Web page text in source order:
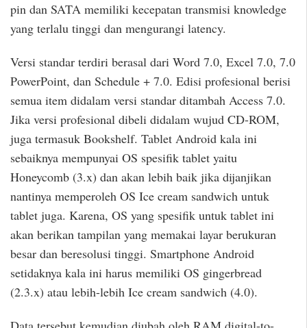
pin dan SATA memiliki kecepatan transmisi knowledge
yang terlalu tinggi dan mengurangi latency.
Versi standar terdiri berasal dari Word 7.0, Excel 7.0, 7.0
PowerPoint, dan Schedule + 7.0. Edisi profesional berisi
semua item didalam versi standar ditambah Access 7.0.
Jika versi profesional dibeli didalam wujud CD-ROM,
juga termasuk Bookshelf. Tablet Android kala ini
sebaiknya mempunyai OS spesifik tablet yaitu
Honeycomb (3.x) dan akan lebih baik jika dijanjikan
nantinya memperoleh OS Ice cream sandwich untuk
tablet juga. Karena, OS yang spesifik untuk tablet ini
akan berikan tampilan yang memakai layar berukuran
besar dan beresolusi tinggi. Smartphone Android
setidaknya kala ini harus memiliki OS gingerbread
(2.3.x) atau lebih-lebih Ice cream sandwich (4.0).